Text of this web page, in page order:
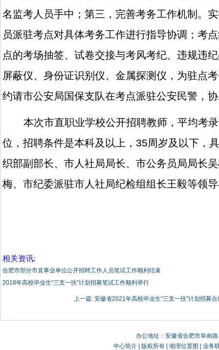
名监考人员手中；第三，完善考务工作机制。
员派驻考点对具体考务工作进行指导协调；考
点的考场抽签、试卷交接与考风考纪、违规违
屏蔽仪、身份证识别仪、金属探测仪，为驻点
约请市公安局国保支队在考点派驻公安民警，
本次市直职业学校公开招聘教师，平均考
位，招聘条件是本科及以上， 35周岁及以下，
织部副部长、市人社局局长、市公务员局局长
梅、市纪委派驻市人社局纪检组组长王毅等领
相关资讯:
合肥市部分市直事业单位公开招聘工作人员笔试工作顺利结束
2018年高校毕业生“三支一扶”计划招募笔试工作顺利举行
上一篇: 安徽省2021年高校毕业生“三支一扶”计划招募
办公地址：安徽省合肥市阜南
中心简介| 版权所有| 地理位置图
业务